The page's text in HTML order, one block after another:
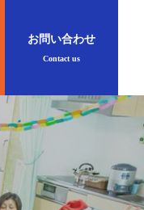
お問い合わせ
Contact us